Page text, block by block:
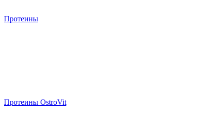
Протеины
Протеины OstroVit